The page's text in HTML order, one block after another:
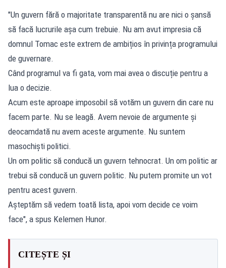
"Un guvern fără o majoritate transparentă nu are nici o șansă
să facă lucrurile așa cum trebuie. Nu am avut impresia că
domnul Tomac este extrem de ambițios în privința programului
de guvernare.
Când programul va fi gata, vom mai avea o discuție pentru a
lua o decizie.
Acum este aproape imposobil să votăm un guvern din care nu
facem parte. Nu se leagă. Avem nevoie de argumente și
deocamdată nu avem aceste argumente. Nu suntem
masochiști politici.
Un om politic să conducă un guvern tehnocrat. Un om politic ar
trebui să conducă un guvern politic. Nu putem promite un vot
pentru acest guvern.
Așteptăm să vedem toată lista, apoi vom decide ce voim
face", a spus Kelemen Hunor.
CITEȘTE ȘI